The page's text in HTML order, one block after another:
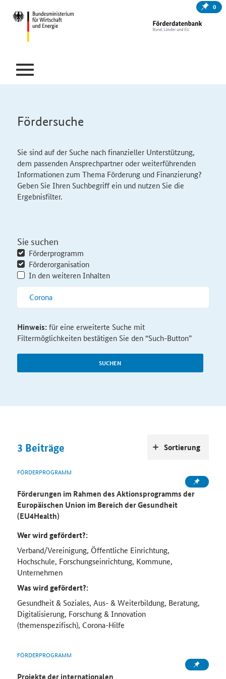
0
Fördersuche
Sie sind auf der Suche nach finanzieller Unterstützung,
dem passenden Ansprechpartner oder weiterführenden
Informationen zum Thema Förderung und Finanzierung?
Geben Sie Ihren Suchbegriff ein und nutzen Sie die
Ergebnisfilter.
Sie suchen
Förderprogramm
Förderorganisation
In den weiteren Inhalten
SUCHEN
Hinweis:für eine erweiterte Suche mit
Filtermöglichkeiten bestätigen Sie den “Such-Button”
3 Beiträge
FÖRDERPROGRAMM
Förderungen im Rahmen des Aktionsprogramms der
Europäischen Union im Bereich der Gesundheit
(EU4Health)
Wer wird gefördert?:
Verband/Vereinigung, Öffentliche Einrichtung,
Hochschule, Forschungseinrichtung, Kommune,
Unternehmen
Was wird gefördert?:
Gesundheit & Soziales, Aus- & Weiterbildung, Beratung,
Digitalisierung, Forschung & Innovation
(themenspezifisch), Corona-Hilfe
FÖRDERPROGRAMM
Projekte der internationalen
Sortierung